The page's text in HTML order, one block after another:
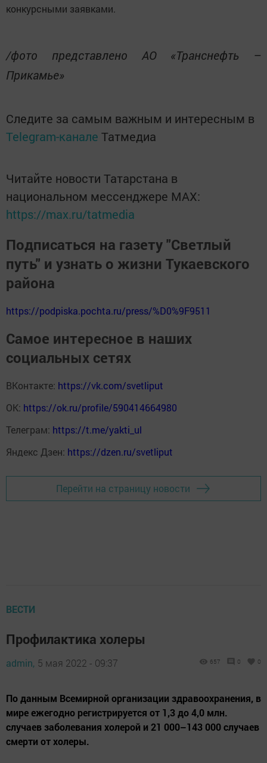
конкурсными заявками.
/фото представлено АО «Транснефть –
Прикамье»
Следите за самым важным и интересным в
Telegram-канале Татмедиа
Читайте новости Татарстана в
национальном мессенджере MАХ:
https://max.ru/tatmedia
Подписаться на газету "Светлый
путь" и узнать о жизни Тукаевского
района
https://podpiska.pochta.ru/press/%D0%9F9511
Самое интересное в наших
социальных сетях
ВКонтакте: https://vk.com/svetliput
ОК: https://ok.ru/profile/590414664980
Телеграм: https://t.me/yakti_ul
Яндекс Дзен: https://dzen.ru/svetliput
Перейти на страницу новости
ВЕСТИ
Профилактика холеры
admin, 5 мая 2022 - 09:37 657 0 0
По данным Всемирной организации здравоохранения, в
мире ежегодно регистрируется от 1,3 до 4,0 млн.
случаев заболевания холерой и 21 000–143 000 случаев
смерти от холеры.